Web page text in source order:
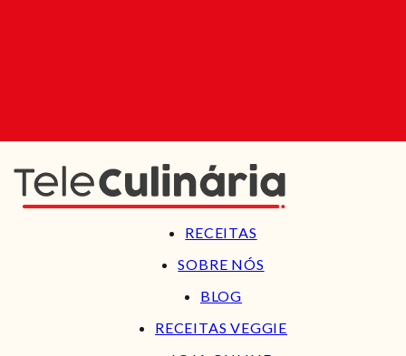
RECEITAS
SOBRE NÓS
BLOG
RECEITAS VEGGIE